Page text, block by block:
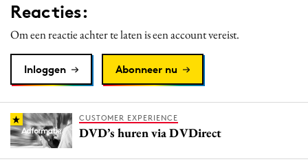
PR
Programmatic
Reputatie & crisis
Reacties:
Om een reactie achter te laten is een account vereist.
Inloggen Abonneer nu
CUSTOMER EXPERIENCE
DVD’s huren via DVDirect